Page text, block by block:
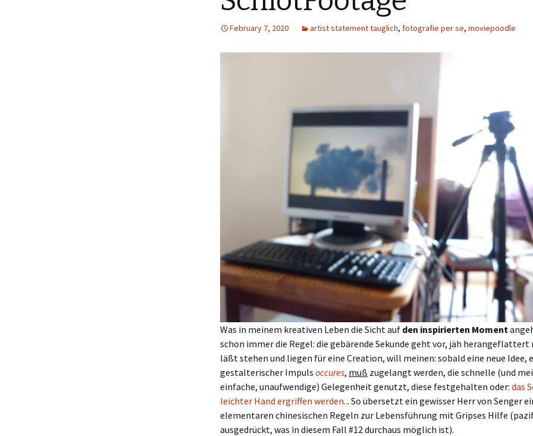
February 7, 2020 artist statement tauglich, fotografie per se, moviepoodle
Was in meinem kreativen Leben die Sicht auf den inspirierten Moment
schon immer die Regel: die gebärende Sekunde geht vor, jäh herangeflattert
läßt stehen und liegen für eine Creation, will meinen: sobald eine neue Idee,
gestalterischer Impuls occures, muß zugelangt werden, die schnelle (und
einfache, unaufwendige) Gelegenheit genutzt, diese festgehalten oder: das
leichter Hand ergriffen werden... So übersetzt ein gewisser Herr von Senger
elementaren chinesischen Regeln zur Lebensführung mit Gripses Hilfe
ausgedrückt, was in diesem Fall #12 durchaus möglich ist).